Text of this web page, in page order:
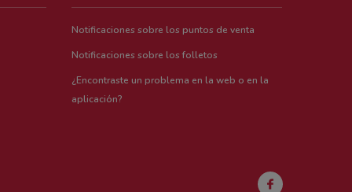
Notificaciones sobre los puntos de venta
Notificaciones sobre los folletos
¿Encontraste un problema en la web o en la
aplicación?